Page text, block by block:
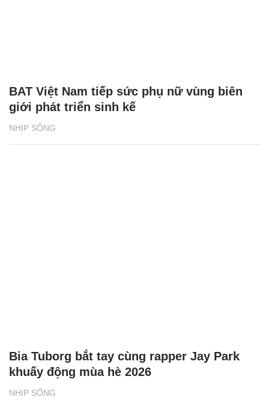
NHỊP SỐNG
BAT Việt Nam tiếp sức phụ nữ vùng biên
giới phát triển sinh kế
NHỊP SỐNG
Bia Tuborg bắt tay cùng rapper Jay Park
khuấy động mùa hè 2026